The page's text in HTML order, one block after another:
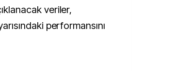
veriler,
performansını